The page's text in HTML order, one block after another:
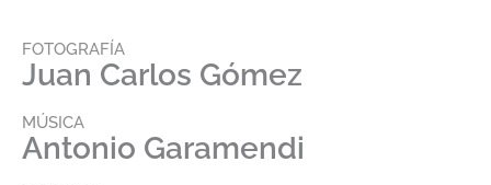
FOTOGRAFÍA
Juan Carlos Gómez
MÚSICA
Antonio Garamendi